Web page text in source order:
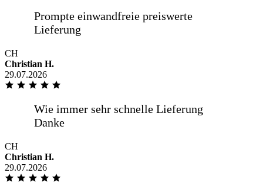
CH
Christian H.
29.07.2026
CH
Christian H.
29.07.2026
Alles bestens, gerne wieder.
Fensterscheiben bereits seit 6 Jahren im
Gebrauch. Sehr gute Kommunikation